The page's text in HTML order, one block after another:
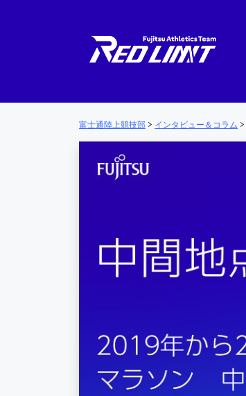
メインナビゲーション
富士通陸上競技部 > インタビュー＆コラム >